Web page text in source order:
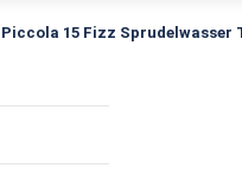
15 Fizz Sprudelwasser